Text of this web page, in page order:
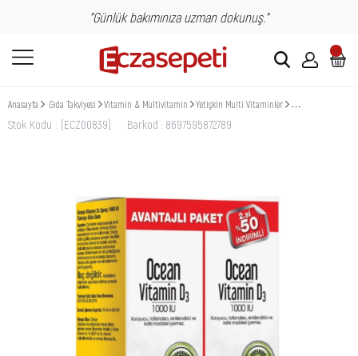
"Günlük bakımınıza uzman dokunuş."
Anasayfa Gıda Takviyesi Vitamin & Multivitamin Yetişkin Multi Vitaminler Ocean Vitamin D3
Stok Kodu (ECZ00839) Barkod : 8697595872789